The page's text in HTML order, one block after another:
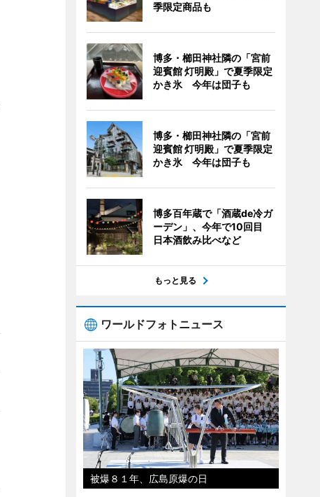
季限定商品も
博多・櫛田神社隣の「宮前
迎賓館 灯明殿」で夏季限定
かき氷 今年は団子も
博多・櫛田神社隣の「宮前
迎賓館 灯明殿」で夏季限定
かき氷 今年は団子も
博多百年蔵で「酒蔵de冷ガ
ーデン」、今年で10回目
日本酒飲み比べなど
もっと見る
ワールドフォトニュース
被爆８１年、広島原爆の日